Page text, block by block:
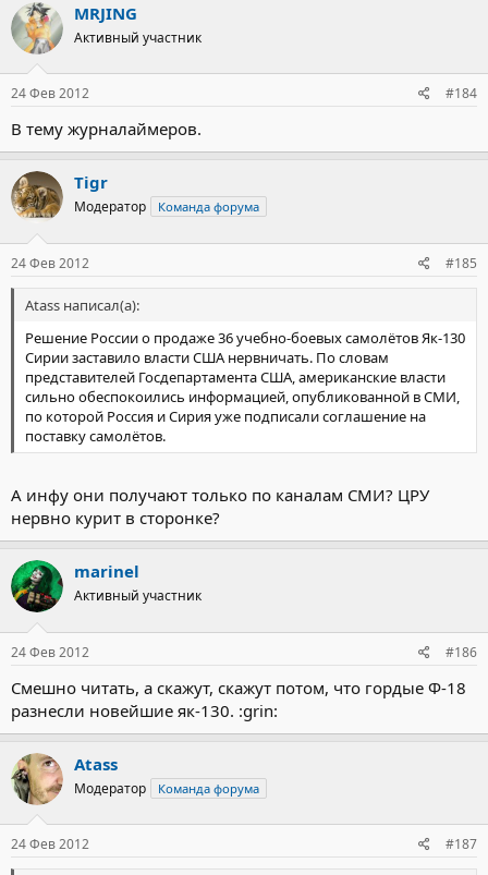
MRJING
Активный участник
24 Фев 2012 #184
В тему журналаймеров.
Tigr
Модератор Команда форума
24 Фев 2012 #185
Atass написал(а):
Решение России о продаже 36 учебно-боевых самолётов Як-130
Сирии заставило власти США нервничать. По словам
представителей Госдепартамента США, американские власти
сильно обеспокоились информацией, опубликованной в СМИ,
по которой Россия и Сирия уже подписали соглашение на
поставку самолётов.
А инфу они получают только по каналам СМИ? ЦРУ
нервно курит в сторонке?
marinel
Активный участник
24 Фев 2012 #186
Смешно читать, а скажут, скажут потом, что гордые Ф-18
разнесли новейшие як-130. :grin:
Atass
Модератор Команда форума
24 Фев 2012 #187